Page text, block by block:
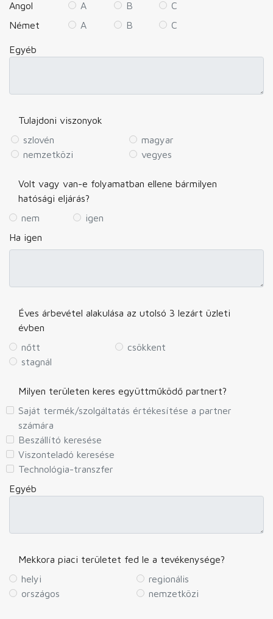
Angol
A B
C
Német
A B C
Egyéb
Tulajdoni viszonyok
szlovén
magyar
nemzetközi
vegyes
Volt vagy van-e folyamatban ellene bármilyen
hatósági eljárás?
nem
igen
Ha igen
Éves árbevétel alakulása az utolsó 3 lezárt üzleti
évben
nőtt
csökkent
stagnál
Milyen területen keres együttműködő partnert?
Saját termék/szolgáltatás értékesítése a partner
számára
Beszállító keresése
Viszonteladó keresése
Technológia-transzfer
Egyéb
Mekkora piaci területet fed le a tevékenysége?
helyi
regionális
országos
nemzetközi